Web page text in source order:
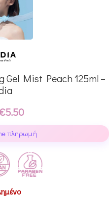
Gel Mist Peach 125ml –
5.50
πληρωμή